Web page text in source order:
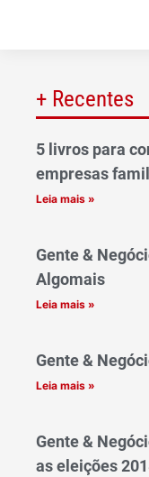
+ Recentes
5 livros para
empresas
Leia mais »
Gente &
Algomais
Leia mais »
Gente &
Leia mais »
Gente &
as eleições